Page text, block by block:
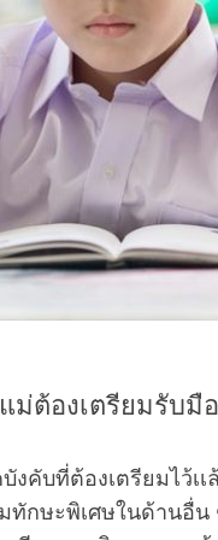
ม่ต้องเตรียมรับมือ
คับที่ต้องเตรียมไว้เ
กษะพิเศษในด้านอื่น